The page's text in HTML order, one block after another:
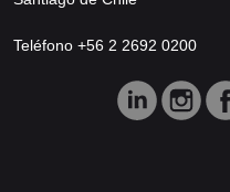
Teléfono +56 2 2692 0200